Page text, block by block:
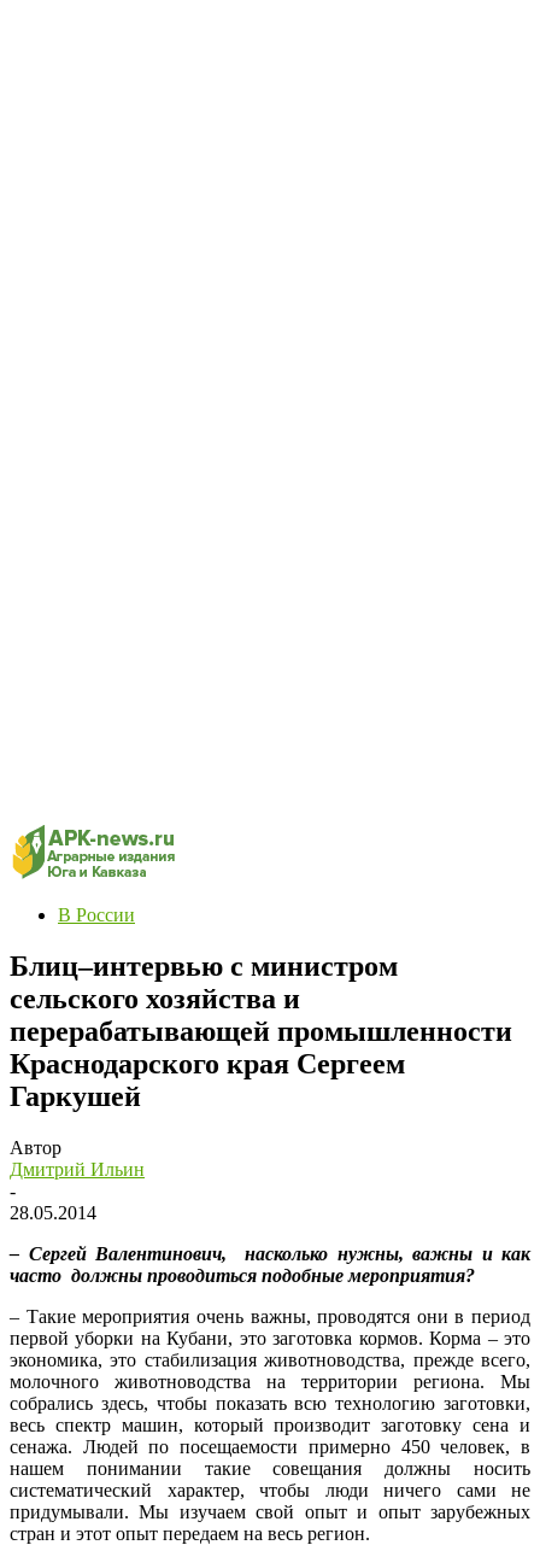
В России
Блиц–интервью с министром
сельского хозяйства и
перерабатывающей промышленности
Краснодарского края Сергеем
Гаркушей
Автор
Дмитрий Ильин
-
28.05.2014
– Сергей Валентинович, насколько нужны, важны и как
часто должны проводиться подобные мероприятия?
– Такие мероприятия очень важны, проводятся они в период
первой уборки на Кубани, это заготовка кормов. Корма – это
экономика, это стабилизация животноводства, прежде всего,
молочного животноводства на территории региона. Мы
собрались здесь, чтобы показать всю технологию заготовки,
весь спектр машин, который производит заготовку сена и
сенажа. Людей по посещаемости примерно 450 человек, в
нашем понимании такие совещания должны носить
систематический характер, чтобы люди ничего сами не
придумывали. Мы изучаем свой опыт и опыт зарубежных
стран и этот опыт передаем на весь регион.